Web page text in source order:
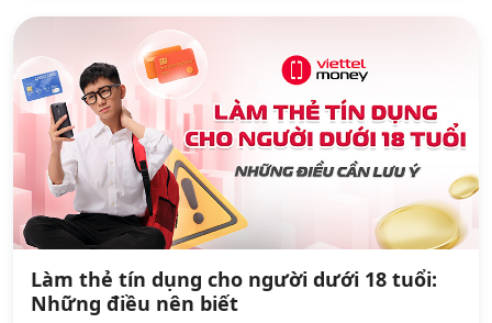
Làm thẻ tín dụng cho người dưới 18 tuổi:
Những điều nên biết